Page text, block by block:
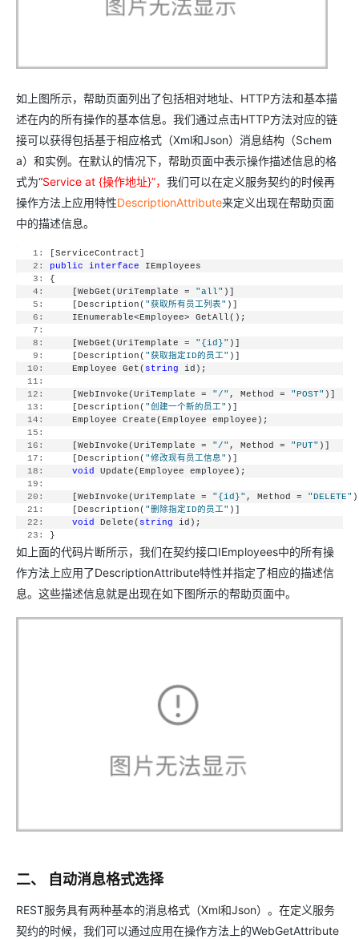
如上图所示，帮助页面列出了包括相对地址、HTTP方法和基本描
述在内的所有操作的基本信息。我们通过点击HTTP方法对应的链
接可以获得包括基于相应格式（Xml和Json）消息结构（Schem
a）和实例。在默认的情况下，帮助页面中表示操作描述信息的格
式为“Service at {操作地址}”， 我们可以在定义服务契约的时候再
操作方法上应用特性DescriptionAttribute来定义出现在帮助页面
中的描述信息。
   1:
[ServiceContract]
   2:
public interface IEmployees
   3:
{
   4:
     [WebGet(UriTemplate =
"all" )]
   5:
     [Description(
"获取所有员工列表" )]
   6:
     IEnumerable<Employee> GetAll();
   7:
   8:
     [WebGet(UriTemplate =
"{id}" )]
   9:
     [Description(
"获取指定ID的员工" )]
  10:
     Employee Get(
string id);
  11:
  12:
     [WebInvoke(UriTemplate =
"/" , Method = "POST" )]
  13:
     [Description(
"创建一个新的员工" )]
  14:
     Employee Create(Employee employee);
  15:
  16:
     [WebInvoke(UriTemplate =
"/" , Method = "PUT" )]
  17:
     [Description(
"修改现有员工信息" )]
  18:
void
Update(Employee employee);
  19:
  20:
     [WebInvoke(UriTemplate =
"{id}" , Method = "DELETE"
  21:
     [Description(
"删除指定ID的员工" )]
  22:
void Delete( string id);
  23:
}
如上面的代码片断所示，我们在契约接口IEmployees中的所有操
作方法上应用了DescriptionAttribute特性并指定了相应的描述信
息。这些描述信息就是出现在如下图所示的帮助页面中。
二、 自动消息格式选择
REST服务具有两种基本的消息格式（Xml和Json）。在定义服务
契约的时候，我们可以通过应用在操作方法上的WebGetAttribute